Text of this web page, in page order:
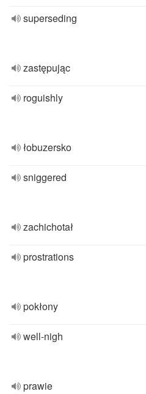
superseding
zastępując
roguishly
łobuzersko
sniggered
zachichotał
prostrations
pokłony
well-nigh
prawie